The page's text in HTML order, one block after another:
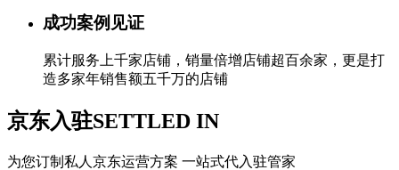
成功案例见证
累计服务上千家店铺，销量倍增店铺超百余家，更是打
造多家年销售额五千万的店铺
京东入驻SETTLED IN
为您订制私人京东运营方案 一站式代入驻管家